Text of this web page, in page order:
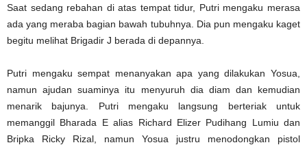
Saat sedang rebahan di atas tempat tidur, Putri mengaku merasa
ada yang meraba bagian bawah tubuhnya. Dia pun mengaku kaget
begitu melihat Brigadir J berada di depannya.
Putri mengaku sempat menanyakan apa yang dilakukan Yosua,
namun ajudan suaminya itu menyuruh dia diam dan kemudian
menarik bajunya. Putri mengaku langsung berteriak untuk
memanggil Bharada E alias Richard Elizer Pudihang Lumiu dan
Bripka Ricky Rizal, namun Yosua justru menodongkan pistol